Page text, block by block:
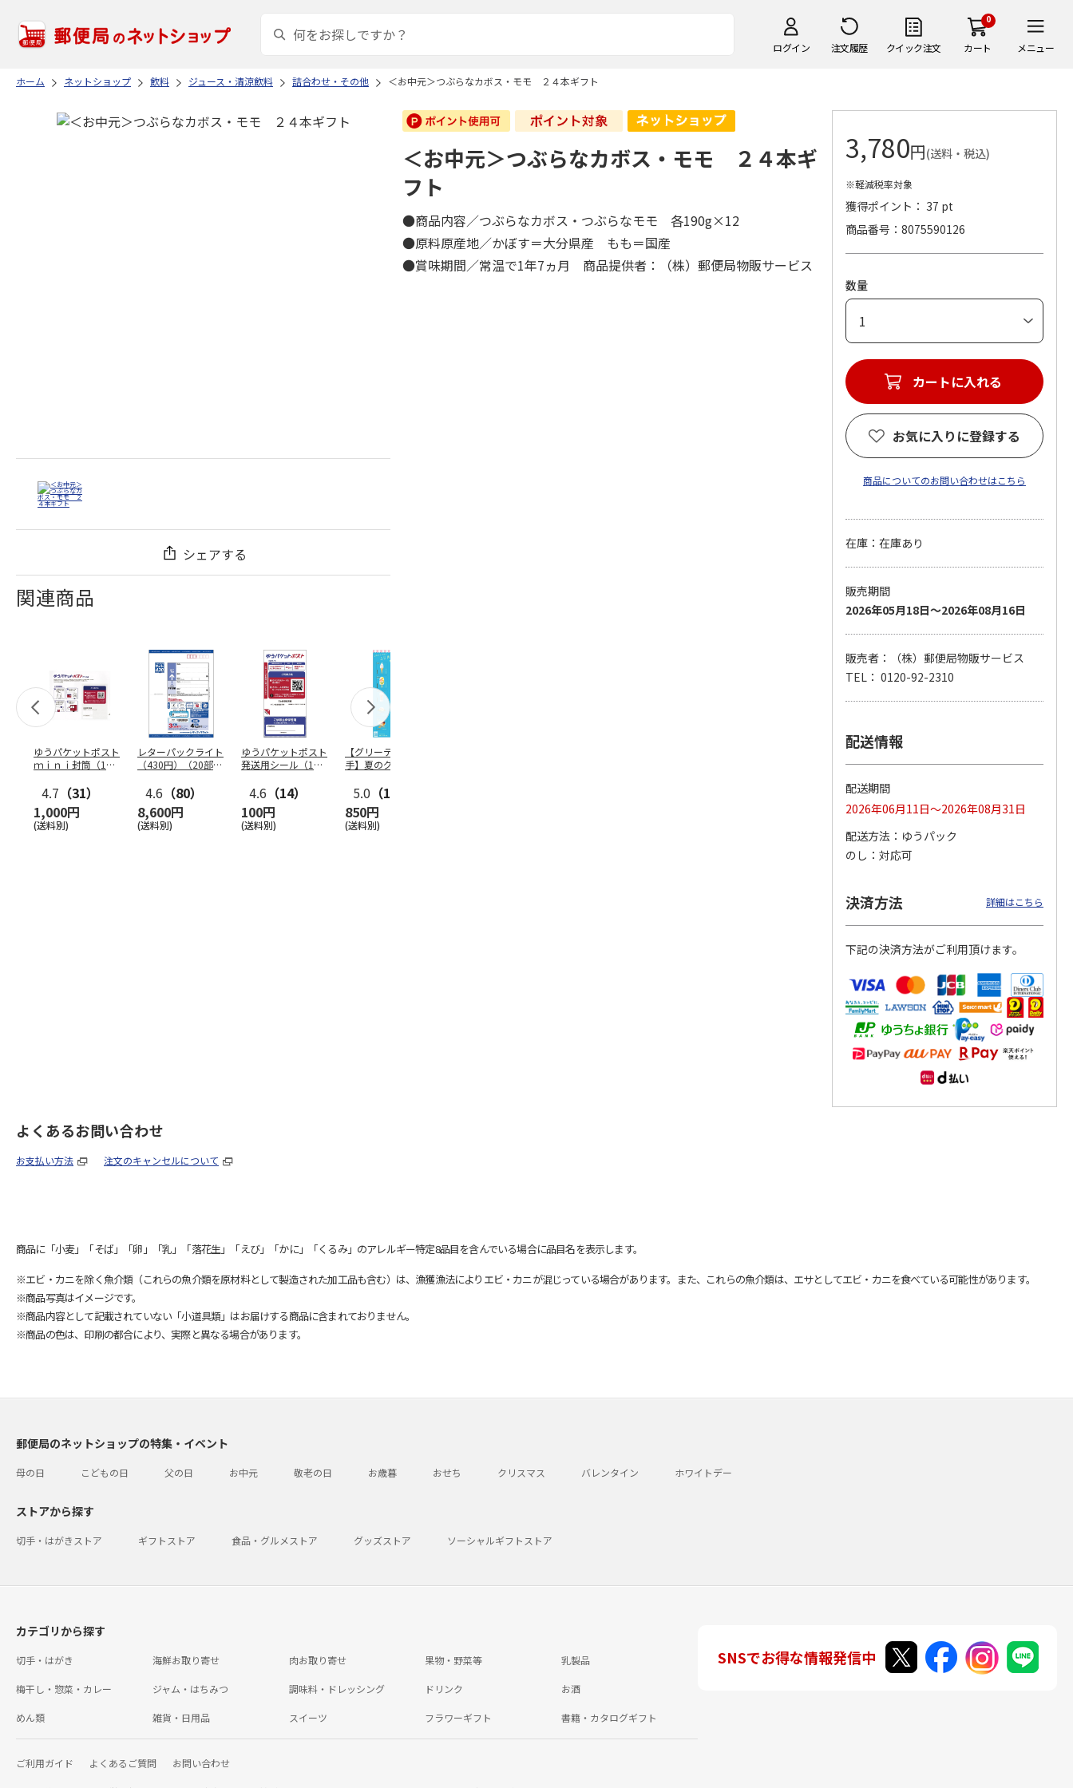
ログイン 注文履歴 クイック注文
0
カート メニュー
ホーム ネットショップ 飲料 ジュース・清涼飲料 詰合わせ・その他 ＜お中元＞つぶらなカボス・モモ ２４本ギフト
シェアする
関連商品
ゆうパケットポスト
ｍｉｎｉ封筒（1個
4.7 （31）
1,000円
(送料別)
レターパックライト
（430円）（20部セ
4.6 （80）
8,600円
(送料別)
ゆうパケットポスト
発送用シール（1個
4.6 （14）
100円
(送料別)
【グリーティング切
手】夏のグリーティ
5.0 （10）
850円
(送料別)
手】ハッピーグリー
【グリーティング切
手】グリーティング
円…
4.8（11）
5,500円
通切手・千鳥（1シ
11,000円
＜お中元＞つぶらなカボス・モモ ２４本ギ
フト
●商品内容／つぶらなカボス・つぶらなモモ 各190g×12
●原料原産地／かぼす＝大分県産 もも＝国産
●賞味期間／常温で1年7ヵ月 商品提供者：（株）郵便局物販サービス
3,780円(送料・税込)
※軽減税率対象
獲得ポイント： 37 pt
商品番号
8075590126
数量
カートに入れる
お気に入りに登録する
商品についてのお問い合わせはこちら
在庫：在庫あり
販売期間
2026年05月18日～2026年08月16日
販売者：（株）郵便局物販サービス
TEL： 0120-92-2310
配送情報
配送期間
2026年06月11日～2026年08月31日
配送方法
ゆうパック
のし
対応可
決済方法 詳細はこちら
下記の決済方法がご利用頂けます。
よくあるお問い合わせ
お支払い方法 注文のキャンセルについて
商品に「小麦」「そば」「卵」「乳」「落花生」「えび」「かに」「くるみ」のアレルギー特定8品目を含んでいる場合に品目名を表示します。
※エビ・カニを除く魚介類（これらの魚介類を原材料として製造された加工品も含む）は、漁獲漁法によりエビ・カニが混じっている場合があります。また、これらの魚介類は、エサとしてエビ・カニを食べている可能性があります。
※商品写真はイメージです。
※商品内容として記載されていない「小道具類」はお届けする商品に含まれておりません。
※商品の色は、印刷の都合により、実際と異なる場合があります。
郵便局のネットショップの特集・イベント
母の日 こどもの日 父の日 お中元 敬老の日 お歳暮 おせち クリスマス バレンタイン ホワイトデー
ストアから探す
切手・はがきストア ギフトストア 食品・グルメストア グッズストア ソーシャルギフトストア
カテゴリから探す
切手・はがき 海鮮お取り寄せ 肉お取り寄せ 果物・野菜等 乳製品
梅干し・惣菜・カレー ジャム・はちみつ 調味料・ドレッシング ドリンク お酒
めん類 雑貨・日用品 スイーツ フラワーギフト 書籍・カタログギフト
ご利用ガイド よくあるご質問 お問い合わせ
SNSでお得な情報発信中